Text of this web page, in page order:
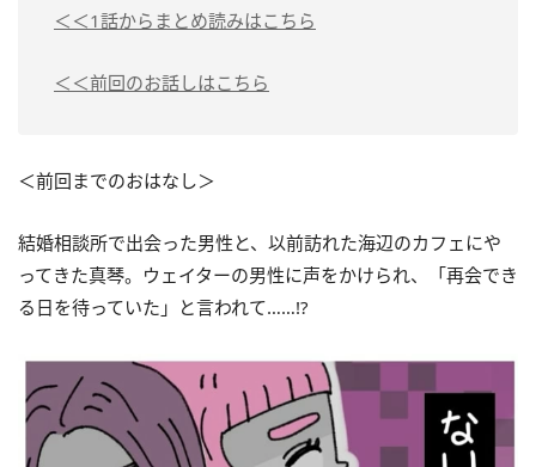
＜＜1話からまとめ読みはこちら
＜＜前回のお話しはこちら
＜前回までのおはなし＞
結婚相談所で出会った男性と、以前訪れた海辺のカフェにや
ってきた真琴。ウェイターの男性に声をかけられ、「再会でき
る日を待っていた」と言われて……!?